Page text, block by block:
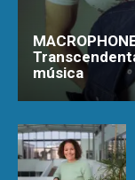
música